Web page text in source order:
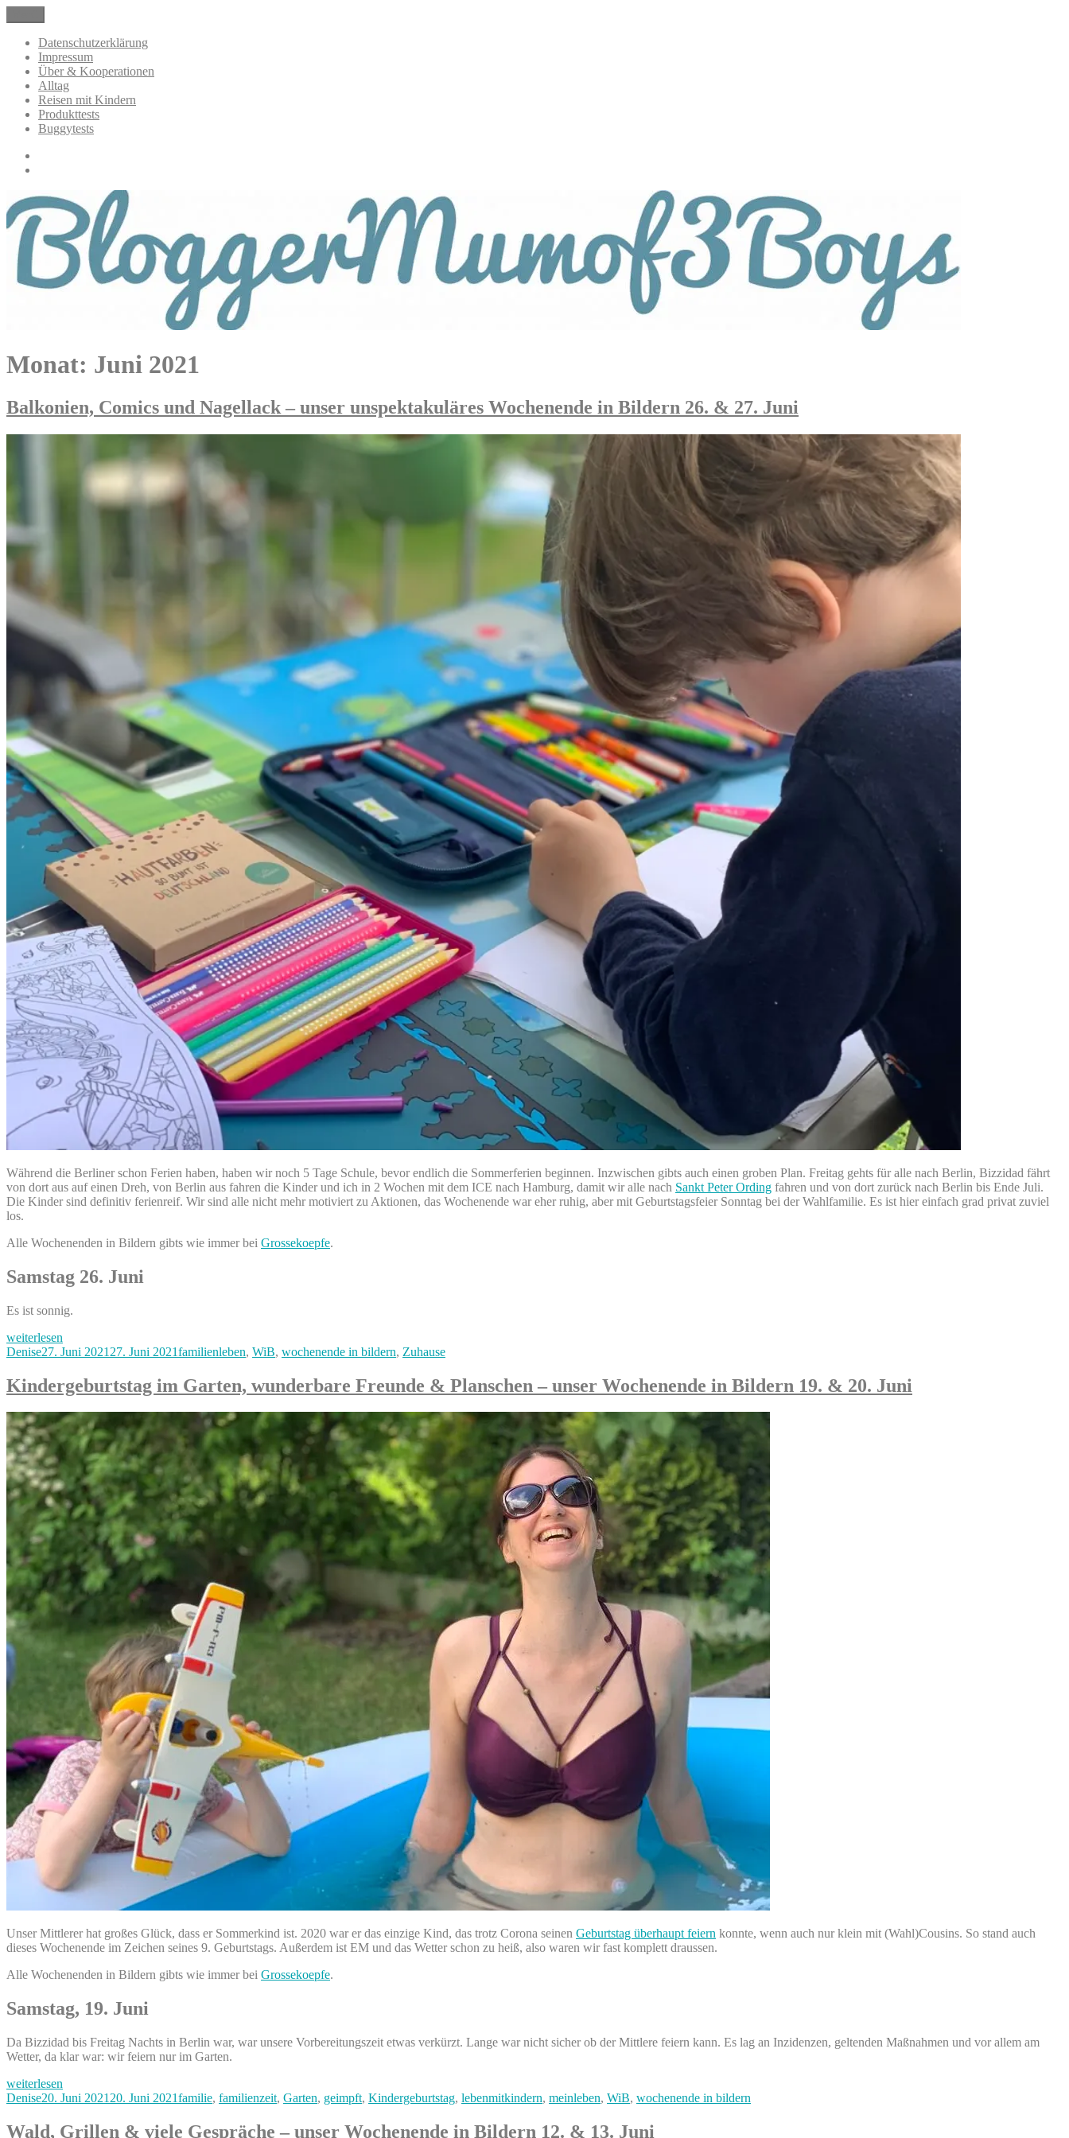
Inhalt
springen
BloggerMumOf3Boys Mamablog
Mamablog über das Leben mit drei Kindern mit Produkttests und Alltagsthemen
Datenschutzerklärung
Impressum
Über & Kooperationen
Alltag
Reisen mit Kindern
Produkttests
Buggytests
Monat: Juni 2021
Balkonien, Comics und Nagellack – unser unspektakuläres Wochenende in Bildern 26. & 27. Juni
Während die Berliner schon Ferien haben, haben wir noch 5 Tage Schule, bevor endlich die Sommerferien beginnen. Inzwischen gibts auch einen groben Plan. Freitag gehts für alle nach Berlin, Bizzidad fährt
von dort aus auf einen Dreh, von Berlin aus fahren die Kinder und ich in 2 Wochen mit dem ICE nach Hamburg, damit wir alle nach Sankt Peter Ording fahren und von dort zurück nach Berlin bis Ende Juli.
Die Kinder sind definitiv ferienreif. Wir sind alle nicht mehr motiviert zu Aktionen, das Wochenende war eher ruhig, aber mit Geburtstagsfeier Sonntag bei der Wahlfamilie. Es ist hier einfach grad privat zuviel
los.
Alle Wochenenden in Bildern gibts wie immer bei Grossekoepfe.
Samstag 26. Juni
Es ist sonnig.
„Balkonien,
Comics
Nagellack
–
unspektakuläres
Wochenende
in
Bildern
26.
&
27.
Juni“
weiterlesen
Autor
DeniseVeröffentlicht
27. Juni 2021 27. Juni 2021Kategorien
familienleben, WiB, wochenende in bildern, Zuhause
Kindergeburtstag im Garten, wunderbare Freunde & Planschen – unser Wochenende in Bildern 19. & 20. Juni
Unser Mittlerer hat großes Glück, dass er Sommerkind ist. 2020 war er das einzige Kind, das trotz Corona seinen Geburtstag überhaupt feiern konnte, wenn auch nur klein mit (Wahl)Cousins. So stand auch
dieses Wochenende im Zeichen seines 9. Geburtstags. Außerdem ist EM und das Wetter schon zu heiß, also waren wir fast komplett draussen.
Alle Wochenenden in Bildern gibts wie immer bei Grossekoepfe.
Samstag, 19. Juni
Da Bizzidad bis Freitag Nachts in Berlin war, war unsere Vorbereitungszeit etwas verkürzt. Lange war nicht sicher ob der Mittlere feiern kann. Es lag an Inzidenzen, geltenden Maßnahmen und vor allem am
Wetter, da klar war: wir feiern nur im Garten.
„Kindergeburtstag
im
wunderbare
weiterlesen
Autor
DeniseVeröffentlicht
20. Juni 2021 20. Juni 2021Kategorien
familie, familienzeit, Garten, geimpft, Kindergeburtstag, lebenmitkindern, meinleben, WiB, wochenende in bildern
Wald, Grillen & viele Gespräche – unser Wochenende in Bildern 12. & 13. Juni